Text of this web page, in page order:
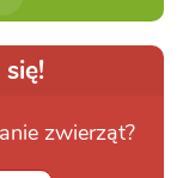
zwierząt?